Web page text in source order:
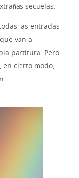
secuelas.
las entradas
van a
partitura. Pero
en cierto modo,